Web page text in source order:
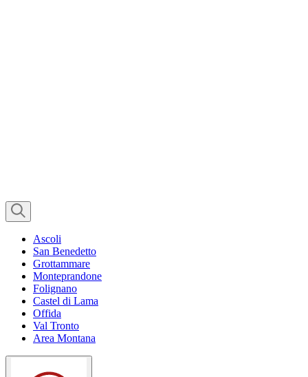
Ascoli
San Benedetto
Grottammare
Monteprandone
Folignano
Castel di Lama
Offida
Val Tronto
Area Montana